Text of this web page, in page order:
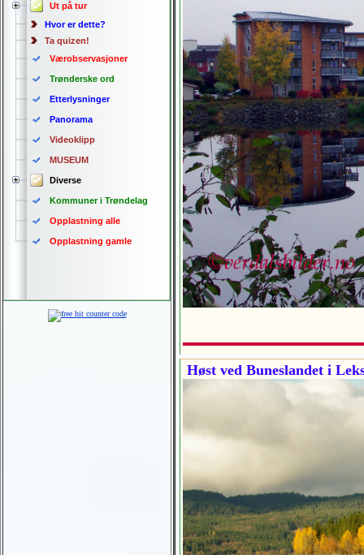
Ut på tur
Hvor er dette?
Ta quizen!
Værobservasjoner
Trønderske ord
Etterlysninger
Panorama
Videoklipp
MUSEUM
Diverse
Kommuner i Trøndelag
Opplastning alle
Opplastning gamle
Høst ved Buneslandet i